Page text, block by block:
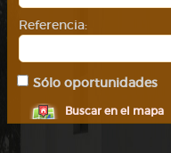
Referencia:
Sólo oportunidades
Buscar en el mapa